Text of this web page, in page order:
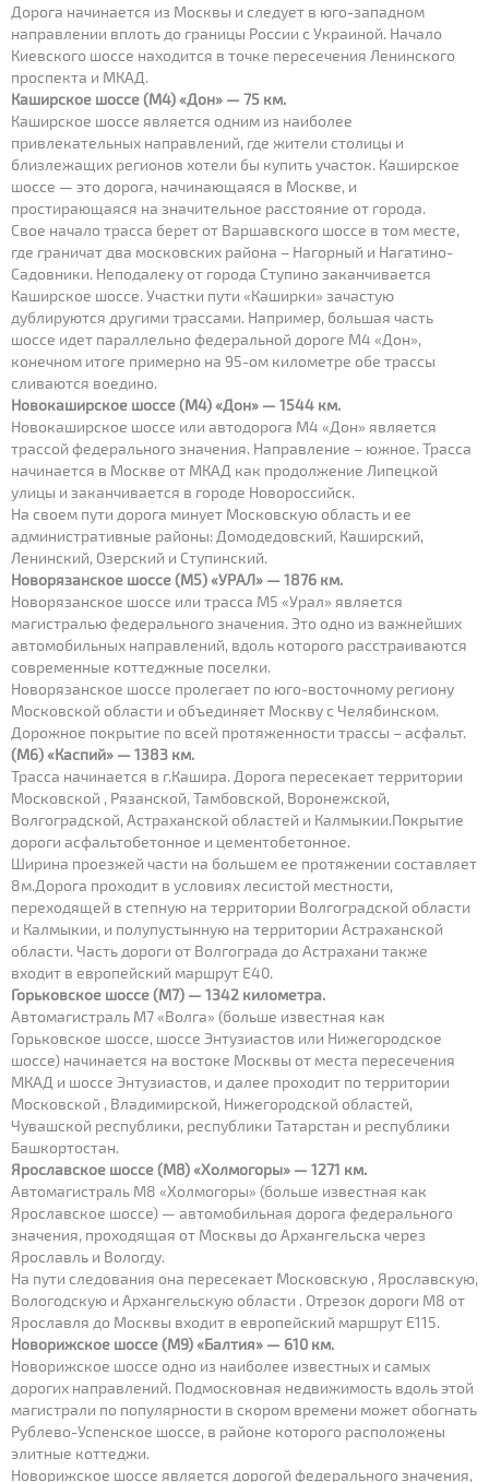
Дорога начинается из Москвы и следует в юго-западном
направлении вплоть до границы России с Украиной. Начало
Киевского шоссе находится в точке пересечения Ленинского
проспекта и МКАД.
Каширское шоссе (М4) «Дон» — 75 км.
Каширское шоссе является одним из наиболее
привлекательных направлений, где жители столицы и
близлежащих регионов хотели бы купить участок. Каширское
шоссе — это дорога, начинающаяся в Москве, и
простирающаяся на значительное расстояние от города.
Свое начало трасса берет от Варшавского шоссе в том месте,
где граничат два московских района – Нагорный и Нагатино-
Садовники. Неподалеку от города Ступино заканчивается
Каширское шоссе. Участки пути «Каширки» зачастую
дублируются другими трассами. Например, большая часть
шоссе идет параллельно федеральной дороге М4 «Дон»,
конечном итоге примерно на 95-ом километре обе трассы
сливаются воедино.
Новокаширское шоссе (М4) «Дон» — 1544 км.
Новокаширское шоссе или автодорога М4 «Дон» является
трассой федерального значения. Направление – южное. Трасса
начинается в Москве от МКАД как продолжение Липецкой
улицы и заканчивается в городе Новороссийск.
На своем пути дорога минует Московскую область и ее
административные районы: Домодедовский, Каширский,
Ленинский, Озерский и Ступинский.
Новорязанское шоссе (М5) «УРАЛ» — 1876 км.
Новорязанское шоссе или трасса М5 «Урал» является
магистралью федерального значения. Это одно из важнейших
автомобильных направлений, вдоль которого расстраиваются
современные коттеджные поселки.
Новорязанское шоссе пролегает по юго-восточному региону
Московской области и объединяет Москву с Челябинском.
Дорожное покрытие по всей протяженности трассы – асфальт.
(М6) «Каспий» — 1383 км.
Трасса начинается в г.Кашира. Дорога пересекает территории
Московской , Рязанской, Тамбовской, Воронежской,
Волгоградской, Астраханской областей и Калмыкии.Покрытие
дороги асфальтобетонное и цементобетонное.
Ширина проезжей части на большем ее протяжении составляет
8м.Дорога проходит в условиях лесистой местности,
переходящей в степную на территории Волгоградской области
и Калмыкии, и полупустынную на территории Астраханской
области. Часть дороги от Волгограда до Астрахани также
входит в европейский маршрут E40.
Горьковское шоссе (М7) — 1342 километра.
Автомагистраль М7 «Волга» (больше известная как
Горьковское шоссе, шоссе Энтузиастов или Нижегородское
шоссе) начинается на востоке Москвы от места пересечения
МКАД и шоссе Энтузиастов, и далее проходит по территории
Московской , Владимирской, Нижегородской областей,
Чувашской республики, республики Татарстан и республики
Башкортостан.
Ярославское шоссе (М8) «Холмогоры» — 1271 км.
Автомагистраль М8 «Холмогоры» (больше известная как
Ярославское шоссе) — автомобильная дорога федерального
значения, проходящая от Москвы до Архангельска через
Ярославль и Вологду.
На пути следования она пересекает Московскую , Ярославскую,
Вологодскую и Архангельскую области . Отрезок дороги М8 от
Ярославля до Москвы входит в европейский маршрут Е115.
Новорижское шоссе (М9) «Балтия» — 610 км.
Новорижское шоссе одно из наиболее известных и самых
дорогих направлений. Подмосковная недвижимость вдоль этой
магистрали по популярности в скором времени может обогнать
Рублево-Успенское шоссе, в районе которого расположены
элитные коттеджи.
Новорижское шоссе является дорогой федерального значения,